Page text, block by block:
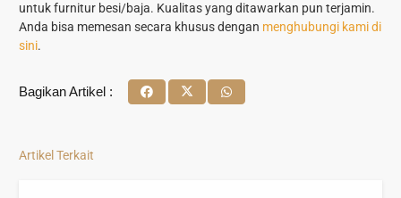
untuk furnitur besi/baja. Kualitas yang ditawarkan pun terjamin.
Anda bisa memesan secara khusus dengan menghubungi kami di
sini.
Bagikan Artikel :
Artikel Terkait